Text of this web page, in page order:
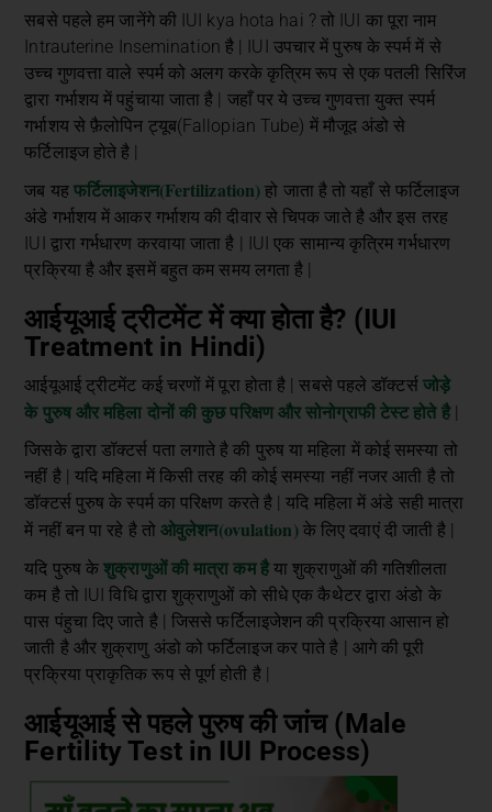
सबसे पहले हम जानेंगे की IUI kya hota hai ? तो IUI का पूरा नाम
Intrauterine Insemination है | IUI उपचार में पुरुष के स्पर्म में से
उच्च गुणवत्ता वाले स्पर्म को अलग करके कृत्रिम रूप से एक पतली सिरिंज
द्वारा गर्भाशय में पहुंचाया जाता है | जहाँ पर ये उच्च गुणवत्ता युक्त स्पर्म
गर्भाशय से फ़ैलोपिन ट्यूब(Fallopian Tube) में मौजूद अंडो से
फर्टिलाइज होते है |
जब यह फर्टिलाइजेशन(Fertilization) हो जाता है तो यहाँ से फर्टिलाइज
अंडे गर्भाशय में आकर गर्भाशय की दीवार से चिपक जाते है और इस तरह
IUI द्वारा गर्भधारण करवाया जाता है | IUI एक सामान्य कृत्रिम गर्भधारण
प्रक्रिया है और इसमें बहुत कम समय लगता है |
आईयूआई ट्रीटमेंट में क्या होता है? (IUI
Treatment in Hindi)
आईयूआई ट्रीटमेंट कई चरणों में पूरा होता है | सबसे पहले डॉक्टर्स जोड़े
के पुरुष और महिला दोनों की कुछ परिक्षण और सोनोग्राफी टेस्ट होते है|
जिसके द्वारा डॉक्टर्स पता लगाते है की पुरुष या महिला में कोई समस्या तो
नहीं है | यदि महिला में किसी तरह की कोई समस्या नहीं नजर आती है तो
डॉक्टर्स पुरुष के स्पर्म का परिक्षण करते है | यदि महिला में अंडे सही मात्रा
में नहीं बन पा रहे है तोओवुलेशन(ovulation)के लिए दवाएं दी जाती है |
यदि पुरुष केशुक्राणुओं की मात्रा कम हैया शुक्राणुओं की गतिशीलता
कम है तो IUI विधि द्वारा शुक्राणुओं को सीधे एक कैथेटर द्वारा अंडो के
पास पंहुचा दिए जाते है | जिससे फर्टिलाइजेशन की प्रक्रिया आसान हो
जाती है और शुक्राणु अंडो को फर्टिलाइज कर पाते है | आगे की पूरी
प्रक्रिया प्राकृतिक रूप से पूर्ण होती है |
आईयूआई से पहले पुरुष की जांच (Male
Fertility Test in IUI Process)